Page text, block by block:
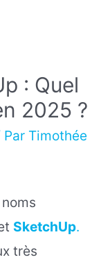
: Quel
2025 ?
Par Timothée
SketchUp.
très